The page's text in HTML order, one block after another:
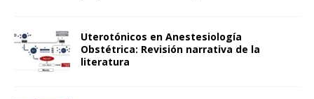
Uterotónicos en Anestesiología
Obstétrica: Revisión narrativa de la
literatura